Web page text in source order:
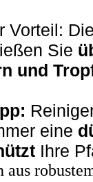
Vorteil:
Sie
und
eine
Ihre
aus